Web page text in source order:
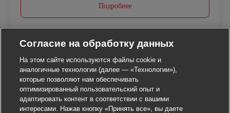
Подробнее
Согласие на обработку данных
На этом сайте используются файлы cookie и
аналогичные технологии (далее — «Технологии»),
которые позволяют нам обеспечивать
оптимизированный пользовательский опыт и
адаптировать контент в соответствии с вашими
интересами. Нажав кнопку «Принять все», вы даете